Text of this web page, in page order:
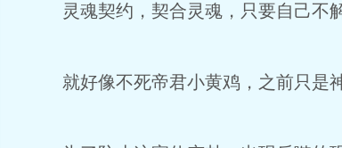
灵魂契约，契合灵魂，只要自己不解
就好像不死帝君小黄鸡，之前只是神